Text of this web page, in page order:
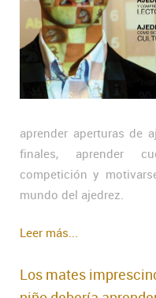
aprender aperturas de
finales, aprender
competición y
mundo del ajedrez.
Leer más...
Los mates